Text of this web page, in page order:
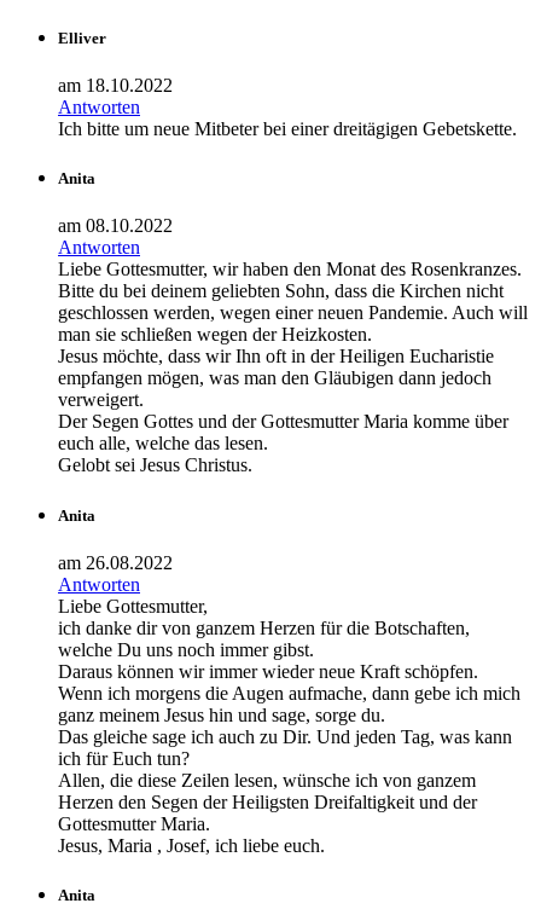
Elliver
am 18.10.2022
Antworten
Ich bitte um neue Mitbeter bei einer dreitägigen Gebetskette.
Anita
am 08.10.2022
Antworten
Liebe Gottesmutter, wir haben den Monat des Rosenkranzes.
Bitte du bei deinem geliebten Sohn, dass die Kirchen nicht
geschlossen werden, wegen einer neuen Pandemie. Auch will
man sie schließen wegen der Heizkosten.
Jesus möchte, dass wir Ihn oft in der Heiligen Eucharistie
empfangen mögen, was man den Gläubigen dann jedoch
verweigert.
Der Segen Gottes und der Gottesmutter Maria komme über
euch alle, welche das lesen.
Gelobt sei Jesus Christus.
Anita
am 26.08.2022
Antworten
Liebe Gottesmutter,
ich danke dir von ganzem Herzen für die Botschaften,
welche Du uns noch immer gibst.
Daraus können wir immer wieder neue Kraft schöpfen.
Wenn ich morgens die Augen aufmache, dann gebe ich mich
ganz meinem Jesus hin und sage, sorge du.
Das gleiche sage ich auch zu Dir. Und jeden Tag, was kann
ich für Euch tun?
Allen, die diese Zeilen lesen, wünsche ich von ganzem
Herzen den Segen der Heiligsten Dreifaltigkeit und der
Gottesmutter Maria.
Jesus, Maria , Josef, ich liebe euch.
Anita